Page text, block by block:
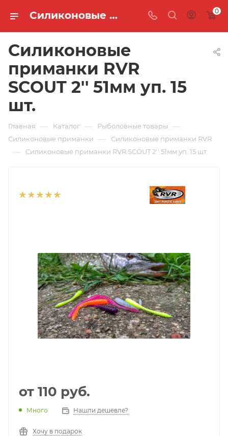
Силиконовые приманки RVR SCOUT 2'' 51мм уп. 15 шт. 🐟 купить по цене 110 руб. в интернет-магазине "MASTER FISH" 0
Силиконовые
приманки RVR
SCOUT 2'' 51мм уп. 15
шт.
Главная — Каталог — Рыболовные товары —
Силиконовые приманки — Силиконовые приманки RVR
— Силиконовые приманки RVR SCOUT 2'' 51мм уп. 15 шт.
от 110 руб.
Много Нашли дешевле?
Хочу в подарок